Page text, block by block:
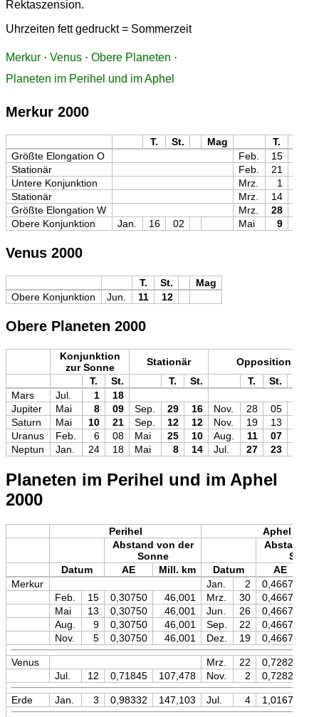
Rektaszension.
Uhrzeiten fett gedruckt = Sommerzeit
Merkur · Venus · Obere Planeten ·
Planeten im Perihel und im Aphel
Merkur 2000
T. St. Mag T.
Größte Elongation O
Feb. 15
Stationär
Feb. 21
Untere Konjunktion
Mrz. 1
Stationär
Mrz. 14
Größte Elongation W
Mrz. 28
Obere Konjunktion
Jan. 16 02 Mai 9
Venus 2000
T. St.
Mag
Obere Konjunktion
Jun. 11 12
Obere Planeten 2000
Konjunktion
zur Sonne
Stationär
Opposition
T.
St. T. St. T. St.
Mars
Jul. 1
18
Jupiter
Mai 8 09 Sep. 29 16 Nov. 28 05
Saturn
Mai 10 21 Sep. 12 12 Nov. 19 13
Uranus
Feb. 6 08 Mai 25 10 Aug. 11 07
Neptun
Jan. 24 18 Mai 8 14 Jul. 27 23
Planeten im Perihel und im Aphel
2000
Perihel
Aphel
Abstand von der
Sonne
Abstand
Datum
AE Mill. km Datum AE
Merkur
Jan. 2 0,46670
Feb.
15 0,30750 46,001 Mrz. 30 0,46670
Mai
13 0,30750 46,001 Jun. 26 0,46670
Aug.
9 0,30750 46,001 Sep. 22 0,46670
Nov.
5 0,30750 46,001 Dez. 19 0,46670
Venus Mrz. 22 0,72822
Jul.
12 0,71845 107,478 Nov. 2 0,72821
Erde Jan. 3 0,98332 147,103 Jul. 4 1,01674